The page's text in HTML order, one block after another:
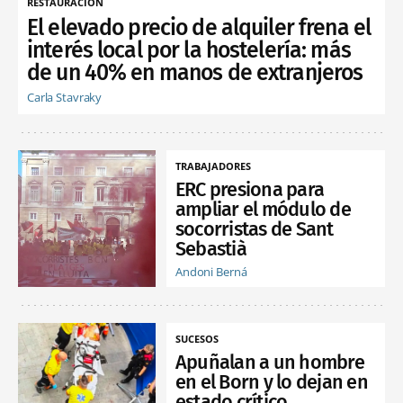
El elevado precio de alquiler frena el
interés local por la hostelería: más
de un 40% en manos de extranjeros
Carla Stavraky
TRABAJADORES
ERC presiona para
ampliar el módulo de
socorristas de Sant
Sebastià
Andoni Berná
SUCESOS
Apuñalan a un hombre
en el Born y lo dejan en